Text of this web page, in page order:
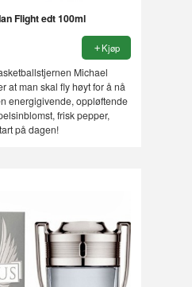
Flight edt 100ml
Kjøp
Michael
at man skal fly høyt for å nå
energigivende, oppløftende
frisk pepper,
på dagen!